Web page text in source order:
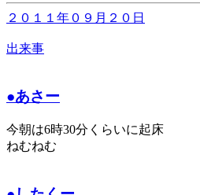
２０１１年０９月２０日
出来事
●あさー
今朝は6時30分くらいに起床
ねむねむ